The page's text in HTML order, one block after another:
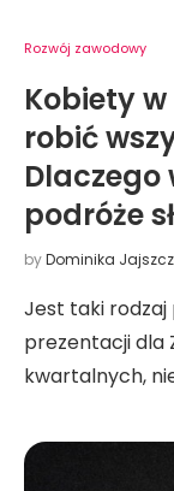
Rozwój zawodowy
Kobiety
robić
podróże
byDominika
Jest taki
prezentacji dla
kwartalnych,